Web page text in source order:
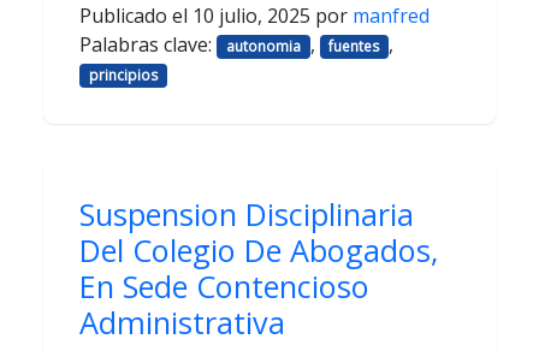
Publicado el 10 julio, 2025 por manfred
Palabras clave:
autonomia , fuentes ,
principios
Suspension Disciplinaria
Del Colegio De Abogados,
En Sede Contencioso
Administrativa